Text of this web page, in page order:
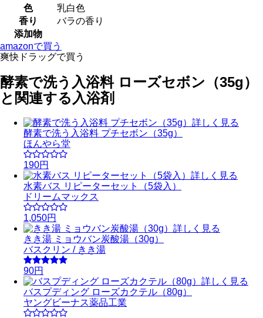
色
乳白色
香り
バラの香り
添加物
amazonで買う
爽快ドラッグで買う
酵素で洗う入浴料 ローズセボン（35g）
と関連する入浴剤
詳しく見る
酵素で洗う入浴料 プチセボン（35g）
ほんやら堂
190円
詳しく見る
水素バス リピーターセット（5袋入）
ドリームマックス
1,050円
詳しく見る
きき湯 ミョウバン炭酸湯（30g）
バスクリン / きき湯
90円
詳しく見る
バスプディング ローズカクテル（80g）
ヤングビーナス薬品工業